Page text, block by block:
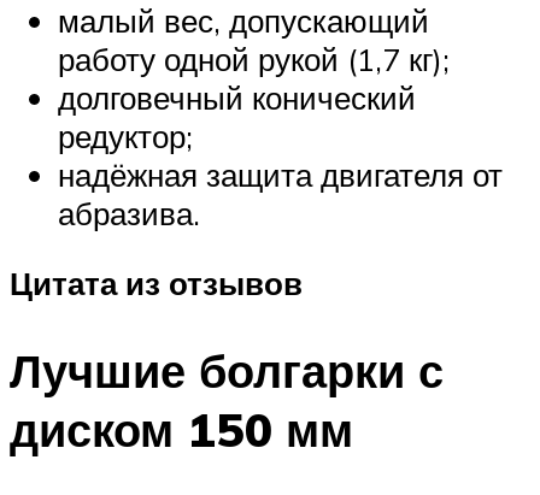
малый вес, допускающий
работу одной рукой (1,7 кг);
долговечный конический
редуктор;
надёжная защита двигателя от
абразива.
Цитата из отзывов
Лучшие болгарки с
диском 150 мм